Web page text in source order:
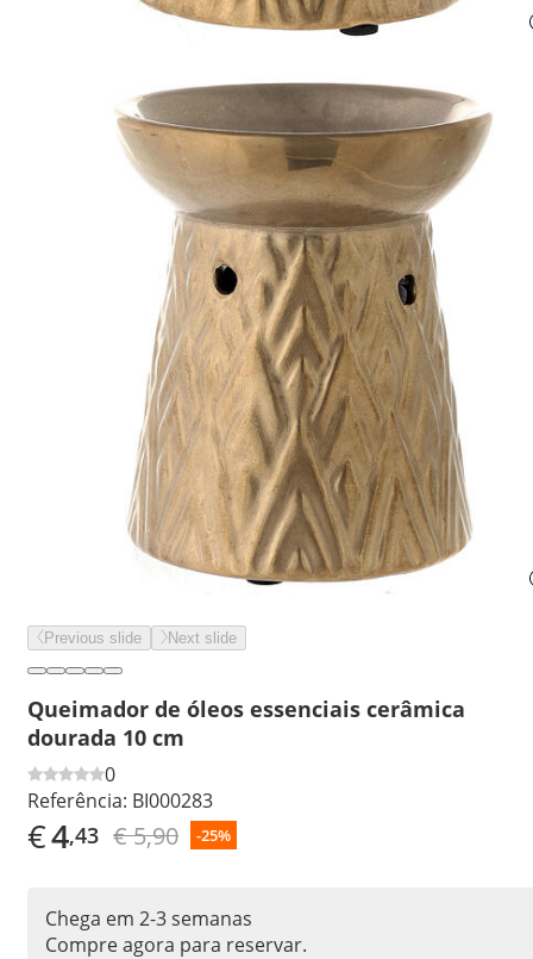
Previous slide Next slide
Queimador de óleos essenciais cerâmica
dourada 10 cm
0
Referência: BI000283
€4,43 € 5,90 -25%
Chega em 2-3 semanas
Compre agora para reservar.